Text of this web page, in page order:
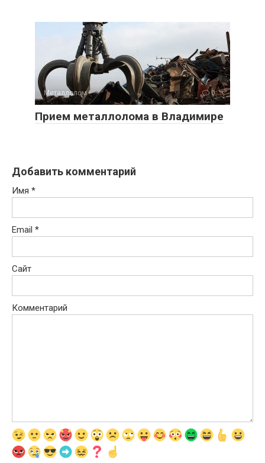
Металлолом 0
Прием металлолома в Владимире
Добавить комментарий
Имя *
Email *
Сайт
Комментарий